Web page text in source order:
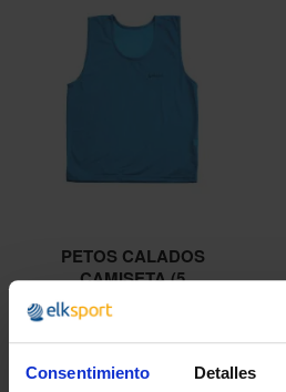
Consentimiento Detalles
PETOS CALADOS
CAMISETA (5
UNIDADES)
12,40 €